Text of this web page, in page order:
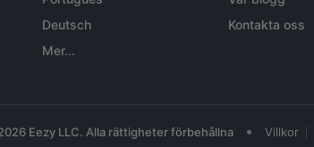
Deutsch
Mer...
Kontakta oss
Eezy LLC. Alla rättigheter förbehållna • Villkor